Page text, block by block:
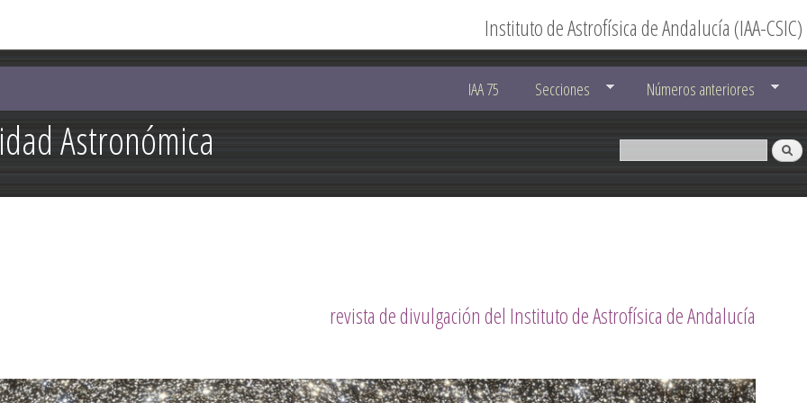
contenido
principal
Astronómica
Instituto de Astrofísica de Andalucía (IAA-CSIC)
IAA 75 Secciones Números anteriores
revista de divulgación del Instituto de Astrofísica de Andalucía